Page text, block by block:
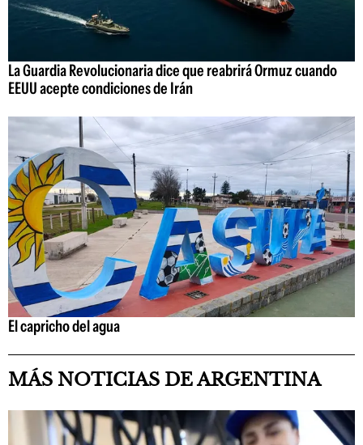
La Guardia Revolucionaria dice que reabrirá Ormuz cuando
EEUU acepte condiciones de Irán
El capricho del agua
MÁS NOTICIAS DE ARGENTINA